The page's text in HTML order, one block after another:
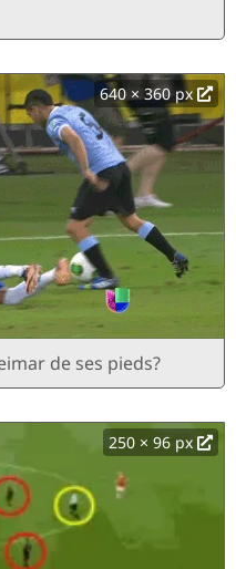
640 × 360 px
de ses pieds?
250 × 96 px